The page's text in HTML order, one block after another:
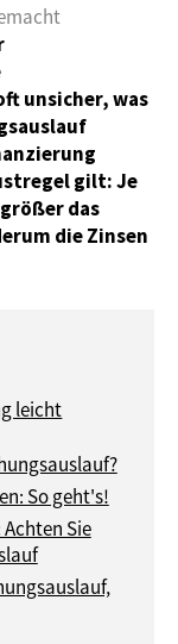
unsicher, was
gilt: Je
das
die Zinsen
leicht
So geht's!
Sie